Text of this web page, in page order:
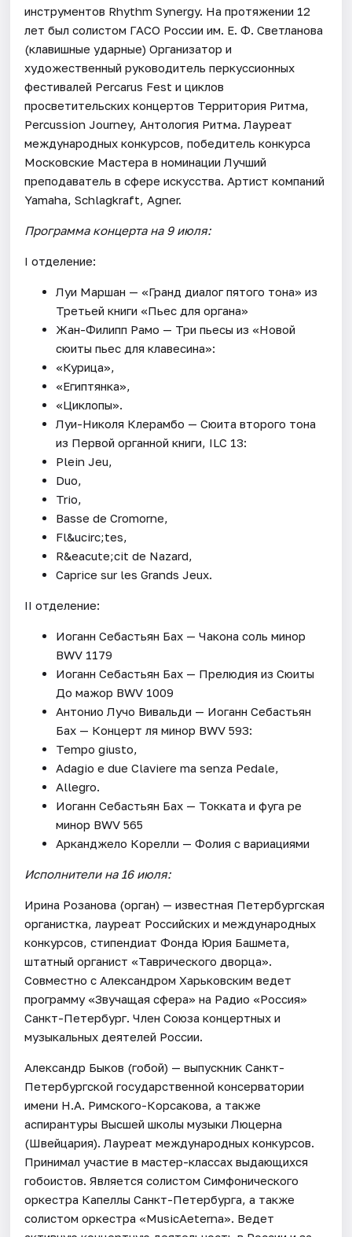
инструментов Rhythm Synergy. На протяжении 12
лет был солистом ГАСО России им. Е. Ф. Светланова
(клавишные ударные) Организатор и
художественный руководитель перкуссионных
фестивалей Percarus Fest и циклов
просветительских концертов Территория Ритма,
Percussion Journey, Антология Ритма. Лауреат
международных конкурсов, победитель конкурса
Московские Мастера в номинации Лучший
преподаватель в сфере искусства. Артист компаний
Yamaha, Schlagkraft, Agner.
Программа концерта на 9 июля:
I отделение:
Луи Маршан — «Гранд диалог пятого тона» из
Третьей книги «Пьес для органа»
Жан-Филипп Рамо — Три пьесы из «Новой
сюиты пьес для клавесина»:
«Курица»,
«Египтянка»,
«Циклопы».
Луи-Николя Клерамбо — Сюита второго тона
из Первой органной книги, ILC 13:
Plein Jeu,
Duo,
Trio,
Basse de Cromorne,
Fl&ucirc;tes,
R&eacute;cit de Nazard,
Caprice sur les Grands Jeux.
II отделение:
Иоганн Себастьян Бах — Чакона соль минор
BWV 1179
Иоганн Себастьян Бах — Прелюдия из Сюиты
До мажор BWV 1009
Антонио Лучо Вивальди — Иоганн Себастьян
Бах — Концерт ля минор BWV 593:
Tempo giusto,
Adagio e due Claviere ma senza Pedale,
Allegro.
Иоганн Себастьян Бах — Токката и фуга ре
минор BWV 565
Арканджело Корелли — Фолия с вариациями
Исполнители на 16 июля:
Ирина Розанова (орган) — известная Петербургская
органистка, лауреат Российских и международных
конкурсов, стипендиат Фонда Юрия Башмета,
штатный органист «Таврического дворца».
Совместно с Александром Харьковским ведет
программу «Звучащая сфера» на Радио «Россия»
Санкт-Петербург. Член Союза концертных и
музыкальных деятелей России.
Александр Быков (гобой) — выпускник Санкт-
Петербургской государственной консерватории
имени Н.А. Римского-Корсакова, а также
аспирантуры Высшей школы музыки Люцерна
(Швейцария). Лауреат международных конкурсов.
Принимал участие в мастер-классах выдающихся
гобоистов. Является солистом Симфонического
оркестра Капеллы Санкт-Петербурга, а также
солистом оркестра «MusicAeterna». Ведет